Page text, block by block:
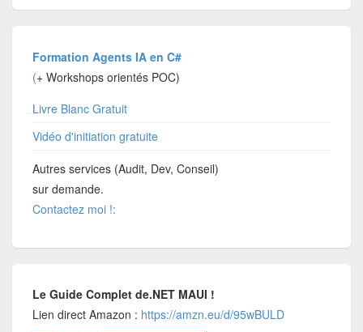
Formation Agents IA en C#
(+ Workshops orientés POC)
Livre Blanc Gratuit
Vidéo d'initiation gratuite
Autres services (Audit, Dev, Conseil)
sur demande.
Contactez moi !:
Le Guide Complet de.NET MAUI !
Lien direct Amazon : https://amzn.eu/d/95wBULD